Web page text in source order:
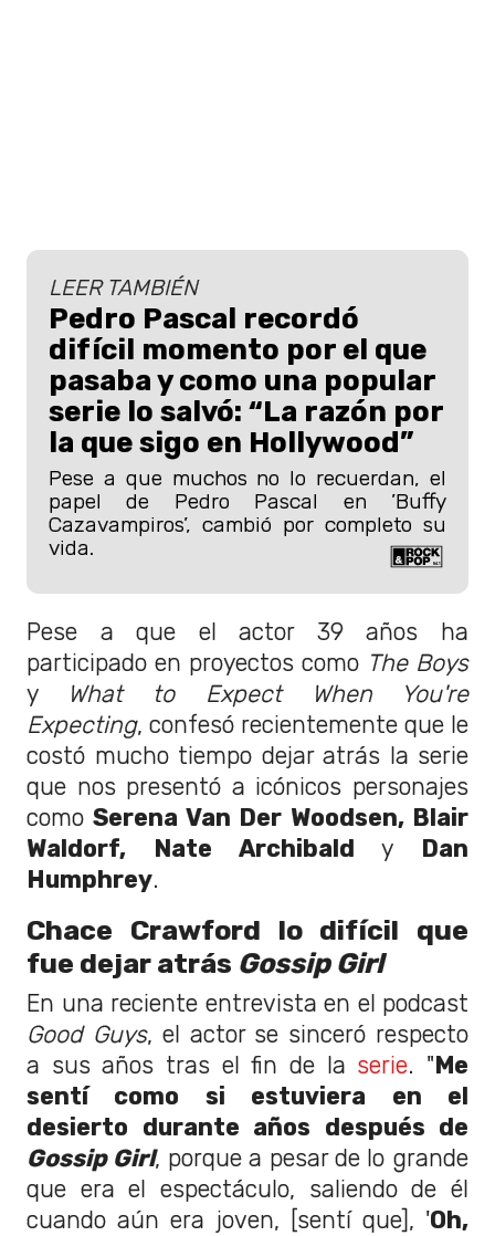
LEER TAMBIÉN
Pedro Pascal recordó
difícil momento por el que
pasaba y como una popular
serie lo salvó: “La razón por
la que sigo en Hollywood”
Pese a que muchos no lo recuerdan, el
papel de Pedro Pascal en ’Buffy
Cazavampiros’, cambió por completo su
vida.
Pese a que el actor 39 años ha
participado en proyectos como The Boys
y
What to Expect When You're
Expecting, confesó recientemente que le
costó mucho tiempo dejar atrás la serie
que nos presentó a icónicos personajes
comoSerena Van Der Woodsen, Blair
Waldorf, Nate Archibald y Dan
Humphrey.
Chace Crawford lo difícil que
fue dejar atrás Gossip Girl
En una reciente entrevista en el podcast
Good Guys, el actor se sinceró respecto
a sus años tras el fin de la serie. "Me
sentí como si estuviera en el
desierto durante años después de
Gossip Girl, porque a pesar de lo grande
que era el espectáculo, saliendo de él
cuando aún era joven, [sentí que], 'Oh,